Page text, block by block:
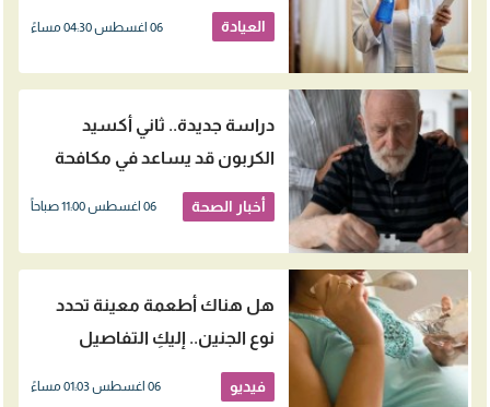
اللثة؟
العيادة 06 اغسطس 04:30 مساءً
دراسة جديدة.. ثاني أكسيد
الكربون قد يساعد في مكافحة
الزهايمر
أخبار الصحة 06 اغسطس 11:00 صباحاً
هل هناك أطعمة معينة تحدد
نوع الجنين.. إليكِ التفاصيل
فيديو 06 اغسطس 01:03 مساءً